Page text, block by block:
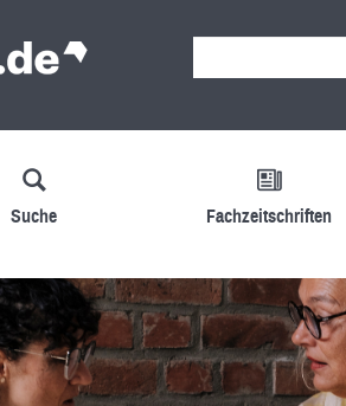
Suche Fachzeitschriften